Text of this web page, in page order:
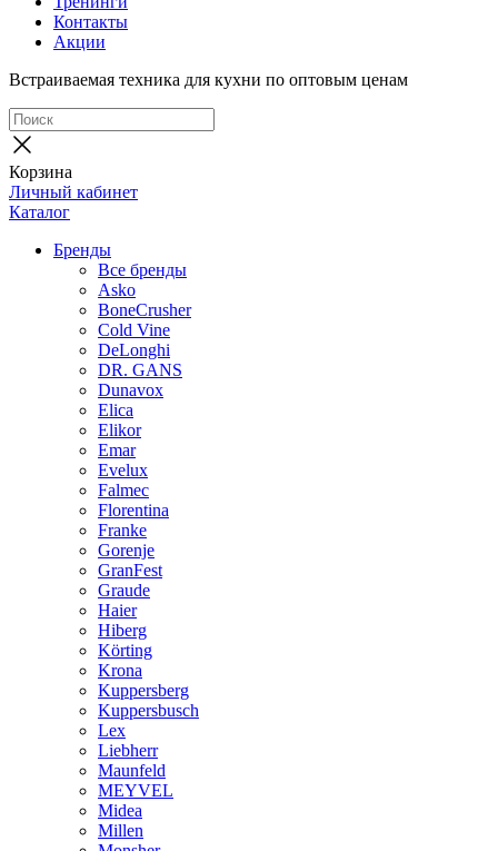
Контакты
Акции
Встраиваемая техника для кухни по оптовым ценам
Корзина
Личный кабинет
Каталог
Бренды
Все бренды
Asko
BoneCrusher
Cold Vine
DeLonghi
DR. GANS
Dunavox
Elica
Elikor
Emar
Evelux
Falmec
Florentina
Franke
Gorenje
GranFest
Graude
Haier
Hiberg
Körting
Krona
Kuppersberg
Kuppersbusch
Lex
Liebherr
Maunfeld
MEYVEL
Midea
Millen